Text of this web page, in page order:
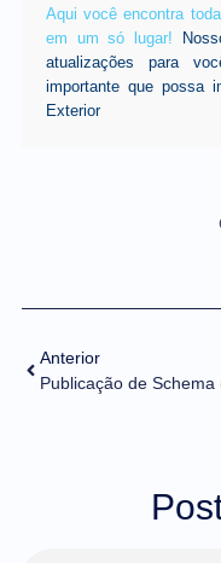
Aqui você encontra
em um só lugar!
atualizações para
importante que possa
Exterior
Anterior